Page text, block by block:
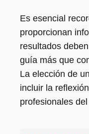
Es esencial
proporcionan
resultados
guía más que
La elección de
incluir la
profesionales